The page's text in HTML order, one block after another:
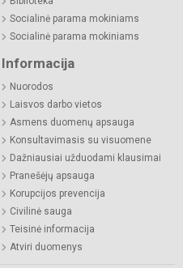
Socialinė parama mokiniams
Socialinė parama mokiniams
Informacija
Nuorodos
Laisvos darbo vietos
Asmens duomenų apsauga
Konsultavimasis su visuomene
Dažniausiai užduodami klausimai
Pranešėjų apsauga
Korupcijos prevencija
Civilinė sauga
Teisinė informacija
Atviri duomenys